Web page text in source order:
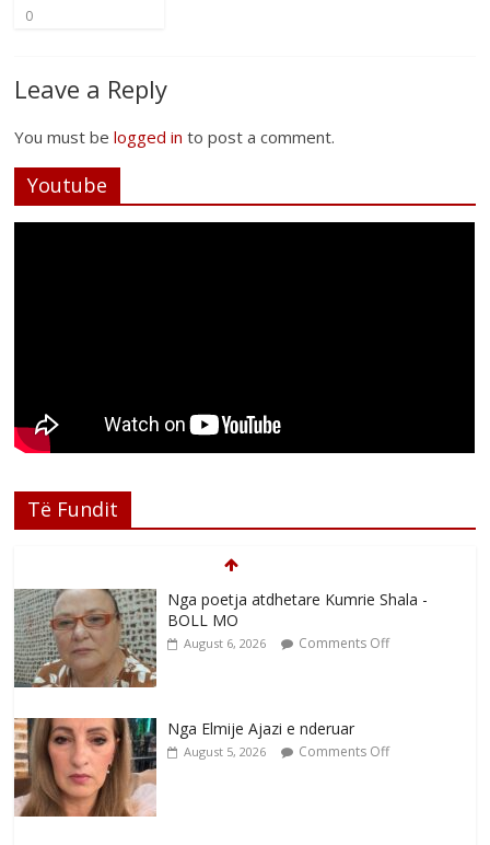
0
Leave a Reply
You must belogged in to post a comment.
Youtube
Të Fundit
Nga poetja atdhetare Kumrie Shala -
BOLL MO
August 6, 2026 Comments Off
Nga Elmije Ajazi e nderuar
August 5, 2026 Comments Off